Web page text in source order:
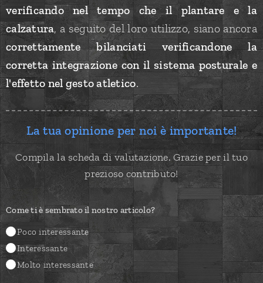
verificando nel tempo che il plantare e la
calzatura, a seguito del loro utilizzo, siano ancora
correttamente bilanciati verificandone la
corretta integrazione con il sistema posturale e
l'effetto nel gesto atletico.
La tua opinione per noi è importante!
Compila la scheda di valutazione. Grazie per il tuo
prezioso contributo!
Come ti è sembrato il nostro articolo?
Poco interessante
Interessante
Molto interessante